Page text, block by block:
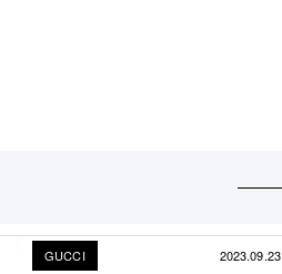
GUCCI 2023.09.23